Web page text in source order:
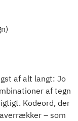
af alt langt: Jo
af tegn
Kodeord, der
– som